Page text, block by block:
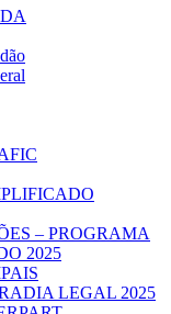
– PROGRAMA
2025
LEGAL 2025